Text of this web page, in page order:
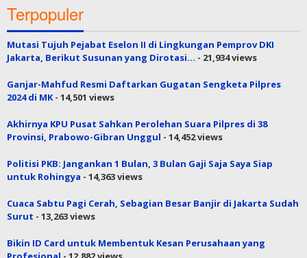
Terpopuler
Mutasi Tujuh Pejabat Eselon II di Lingkungan Pemprov DKI
Jakarta, Berikut Susunan yang Dirotasi… - 21,934 views
Ganjar-Mahfud Resmi Daftarkan Gugatan Sengketa Pilpres
2024 di MK- 14,501 views
Akhirnya KPU Pusat Sahkan Perolehan Suara Pilpres di 38
Provinsi, Prabowo-Gibran Unggul - 14,452 views
Politisi PKB: Jangankan 1 Bulan, 3 Bulan Gaji Saja Saya Siap
untuk Rohingya - 14,363 views
Cuaca Sabtu Pagi Cerah, Sebagian Besar Banjir di Jakarta Sudah
Surut - 13,263 views
Bikin ID Card untuk Membentuk Kesan Perusahaan yang